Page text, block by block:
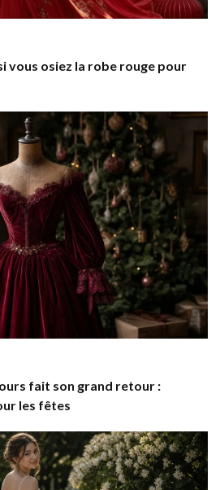
vous osiez la robe rouge pour
fait son grand retour :
les fêtes